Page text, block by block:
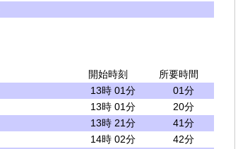
開始時刻
所要時間
13時 01分
01分
13時 01分
20分
13時 21分
41分
14時 02分
42分